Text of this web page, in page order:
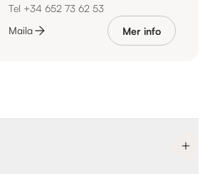
Tel +34 652 73 62 53
Maila
Mer info